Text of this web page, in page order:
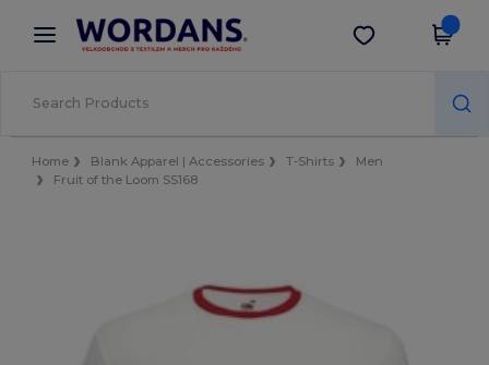
× Aplikace Wordans
Lepší ceny v aplikaci!
Stáhnout app
Home Blank Apparel | Accessories T-Shirts
Men
Fruit of the Loom SS168